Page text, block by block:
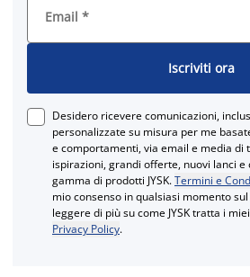
Email *
Iscriviti ora
Desidero ricevere comunicazioni,
personalizzate su misura per me
e comportamenti, via email e media di
ispirazioni, grandi offerte, nuovi lanci
gamma di prodotti JYSK.Termini e
mio consenso in qualsiasi momento sul
leggere di più su come JYSK tratta i
Privacy Policy.